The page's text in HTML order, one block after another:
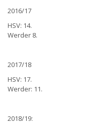
2016/17
HSV: 14.
Werder 8.
2017/18
HSV: 17.
Werder: 11.
2018/19: